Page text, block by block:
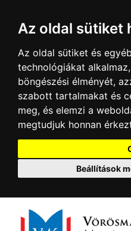
Az oldal sütiket
Az oldal sütiket és
technológiákat
böngészési élményét,
szabott tartalmakat és
meg, és elemzi a
megtudjuk honnan
Beállítások